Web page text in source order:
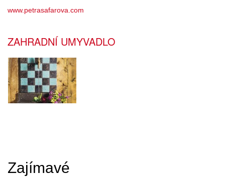
www.petrasafarova.com
ZAHRADNÍ UMYVADLO
Zajímavé